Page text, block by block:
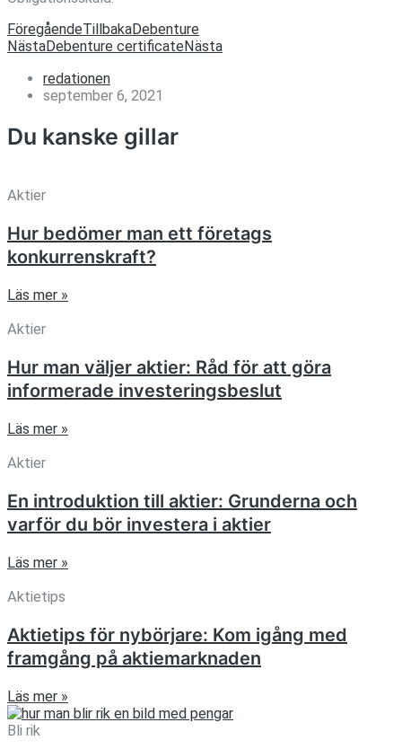
FöregåendeTillbakaDebenture
NästaDebenture certificateNästa
redationen
september 6, 2021
Du kanske gillar
Aktier
Hur bedömer man ett företags
konkurrenskraft?
Läs mer »
Aktier
Hur man väljer aktier: Råd för att göra
informerade investeringsbeslut
Läs mer »
Aktier
En introduktion till aktier: Grunderna och
varför du bör investera i aktier
Läs mer »
Aktietips
Aktietips för nybörjare: Kom igång med
framgång på aktiemarknaden
Läs mer »
Bli rik